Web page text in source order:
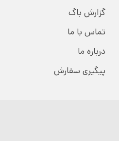
گزارش باگ
تماس با ما
درباره ما
پیگیری سفارش